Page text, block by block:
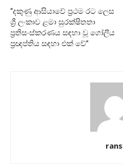
“දකුණු ආසියාවේ ප්‍රථම රට ලෙස
ශ්‍රී ලංකාව ළමා සුරක්ෂිතතා
ප්‍රතිසංස්කරණය සඳහා වූ ගෝලීය
ප්‍රඥප්තිය සඳහා එක් වේ”